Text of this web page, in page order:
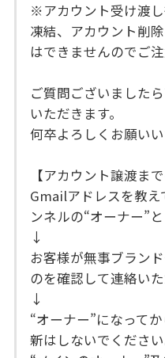
※アカウント受け渡し
凍結、アカウント削
はできませんのでご注
ご質問ございました
いただきます。
何卒よろしくお願いい
【アカウント譲渡まで
Gmailアドレスを教
ンネルの“オーナー”と
↓
お客様が無事ブラン
のを確認して連絡いた
↓
“オーナー”になって
新はしないでください